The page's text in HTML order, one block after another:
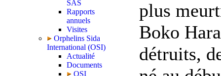
SAS
Rapports
annuels
Visites
Orphelins Sida
International (OSI)
Actualité
Documents
OSI
plus
Boko
détruits,